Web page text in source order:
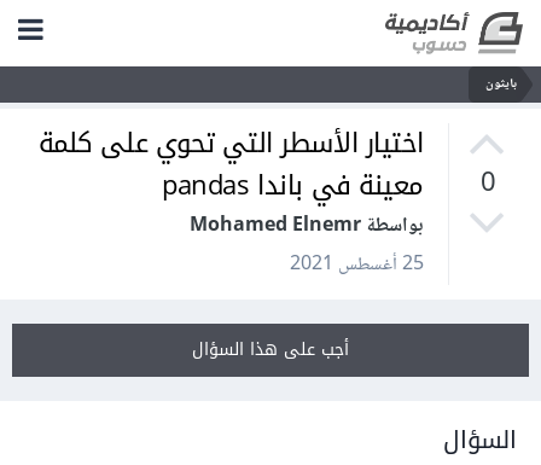
بايثون
0
اختيار الأسطر التي تحوي على كلمة
معينة في باندا pandas
بواسطة Mohamed Elnemr
25 أغسطس 2021
أجب على هذا السؤال
السؤال